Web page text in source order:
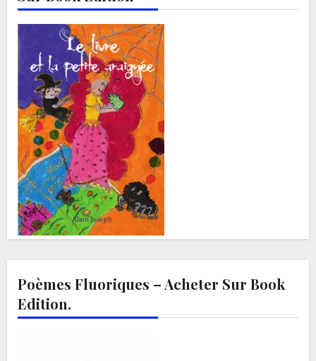
Poèmes Fluoriques – Acheter Sur Book
Edition.